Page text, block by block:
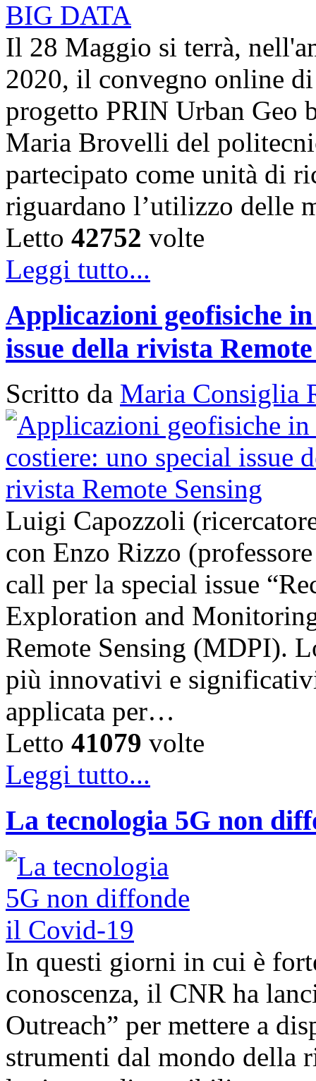
Il 28 Maggio si terrà,
2020, il convegno online
progetto PRIN Urban Geo
Maria Brovelli del
partecipato come unità di
riguardano l’utilizzo delle
Letto 42752 volte
Leggi tutto...
Applicazioni geofisiche
issue della rivista
Scritto da Maria Consiglia
Luigi Capozzoli
con Enzo Rizzo
call per la special issue
Exploration and
Remote Sensing (MDPI).
più innovativi e
applicata per…
Letto 41079 volte
Leggi tutto...
La tecnologia 5G non
In questi giorni in cui è
conoscenza, il CNR ha
Outreach” per mettere a
strumenti dal mondo della